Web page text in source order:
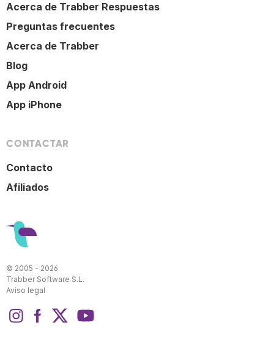
Acerca de Trabber Respuestas
Preguntas frecuentes
Acerca de Trabber
Blog
App Android
App iPhone
CONTACTAR
Contacto
Afiliados
© 2005 - 2026
Trabber Software S.L.
Aviso legal